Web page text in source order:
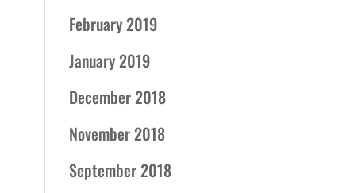
February 2019
January 2019
December 2018
November 2018
September 2018